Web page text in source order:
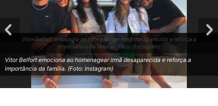
Vitor Belfort emociona ao homenagear irmã desaparecida e reforça a
importância da família. (Foto: Instagram)
Vitor Belfort emociona ao homenagear irmã desaparecida e reforça a
importância da família. (Foto: Instagram)